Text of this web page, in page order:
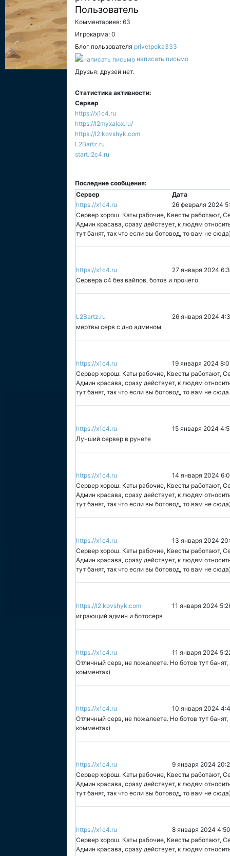
Пользователь
Комментариев: 63
Игрокарма: 0
Блог пользователя privetpoka333
написать письмо
Друзья: друзей нет.
Статистика активности:
Сервер
https://x1c4.ru
https://l2myxalox.ru/
https://l2.kovshyk.com
L2Bartz.ru
start.l2c4.ru
Последние сообщения:
Сервер
Дата
https://x1c4.ru
26 февраля 2024
Сервер хорош. Каты рабочие, Квесты работают,
Админ красава, сразу действует, к людям
тут банят, так что если вы ботовод, то вам не
https://x1c4.ru
27 января 2024
Сервера c4 без вайпов, ботов и прочего.
L2Bartz.ru
26 января 2024
мертвы серв с дно админом
https://x1c4.ru
19 января 2024
Сервер хорош. Каты рабочие, Квесты работают,
Админ красава, сразу действует, к людям
тут банят, так что если вы ботовод, то вам не сюда
https://x1c4.ru
15 января 2024
Лучший сервер в рунете
https://x1c4.ru
14 января 2024
Сервер хорош. Каты рабочие, Квесты работают,
Админ красава, сразу действует, к людям
тут банят, так что если вы ботовод, то вам не
https://x1c4.ru
13 января 2024
Сервер хорош. Каты рабочие, Квесты работают,
Админ красава, сразу действует, к людям
тут банят, так что если вы ботовод, то вам не
https://l2.kovshyk.com
11 января 2024
играющий админ и ботосерв
https://x1c4.ru
11 января 2024
Отличный серв, не пожалеете. Но ботов тут
комментах)
https://x1c4.ru
10 января 2024
Отличный серв, не пожалеете. Но ботов тут
комментах)
https://x1c4.ru
9 января 2024
Сервер хорош. Каты рабочие, Квесты работают,
Админ красава, сразу действует, к людям
тут банят, так что если вы ботовод, то вам не
https://x1c4.ru
8 января 2024 4:50
Сервер хорош. Каты рабочие, Квесты работают,
Админ красава, сразу действует, к людям